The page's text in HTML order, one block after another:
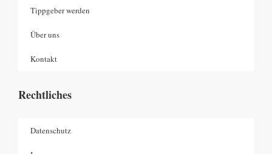
Tippgeber werden
Über uns
Kontakt
Rechtliches
Datenschutz